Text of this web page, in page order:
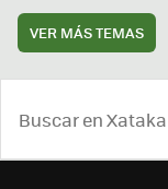
VER MÁS TEMAS